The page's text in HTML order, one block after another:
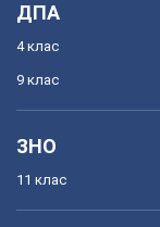
ДПА
4 клас
9 клас
ЗНО
11 клас